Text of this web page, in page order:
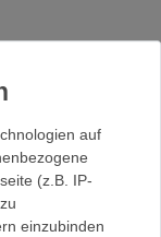
auf
(z.B. IP-
einzubinden